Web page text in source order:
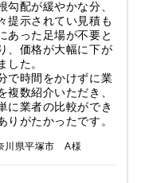
勾配が緩やかな分、
提示されてい見積も
あった足場が不要と
、価格が大幅に下が
した。
で時間をかけずに業
複数紹介いただき、
に業者の比較ができ
りがたかったです。
川県平塚市 A様